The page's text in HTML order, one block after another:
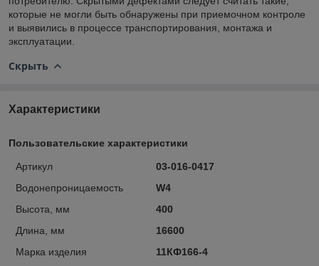
которые не могли быть обнаружены при приемочном контроле
и выявились в процессе транспортирования, монтажа и
эксплуатации.
Скрыть
Характеристики
Пользовательские характеристики
Артикул
03-016-0417
Водонепроницаемость
W4
Высота, мм
400
Длина, мм
16600
Марка изделия
11КФ166-4